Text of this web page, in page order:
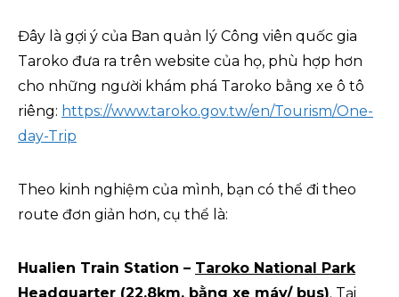
Đây là gợi ý của Ban quản lý Công viên quốc gia
Taroko đưa ra trên website của họ, phù hợp hơn
cho những người khám phá Taroko bằng xe ô tô
riêng: https://www.taroko.gov.tw/en/Tourism/One-
day-Trip
Theo kinh nghiệm của mình, bạn có thể đi theo
route đơn giản hơn, cụ thể là:
Hualien Train Station – Taroko National Park
Headquarter (22.8km, bằng xe máy/ bus). Tại